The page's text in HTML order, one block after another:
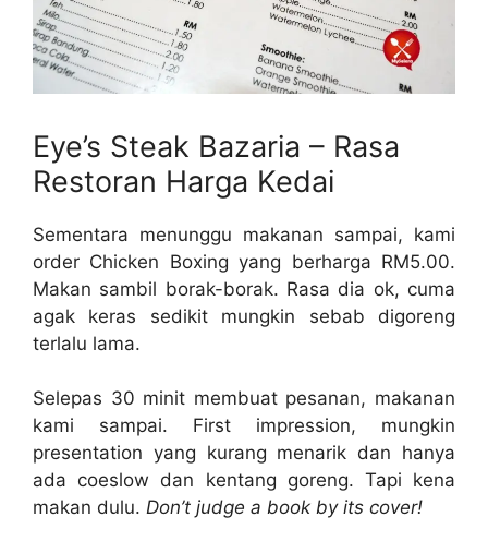
Eye’s Steak Bazaria – Rasa
Restoran Harga Kedai
Sementara menunggu makanan sampai, kami
order Chicken Boxing yang berharga RM5.00.
Makan sambil borak-borak. Rasa dia ok, cuma
agak keras sedikit mungkin sebab digoreng
terlalu lama.
Selepas 30 minit membuat pesanan, makanan
kami sampai. First impression, mungkin
presentation yang kurang menarik dan hanya
ada coeslow dan kentang goreng. Tapi kena
makan dulu. Don’t judge a book by its cover!